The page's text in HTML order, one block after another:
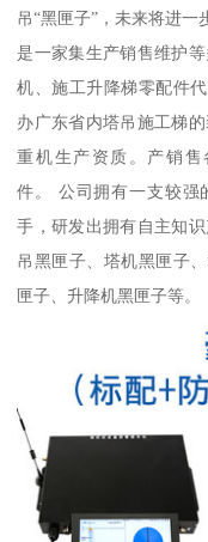
吊“黑匣子”，未来将进一
是一家集生产销售维护
机、施工升降梯零配件
办广东省内塔吊施工梯
重机生产资质。产销
件。 公司拥有一支较强
手，研发出拥有自主知
吊黑匣子、塔机黑匣子
匣子、升降机黑匣子等。